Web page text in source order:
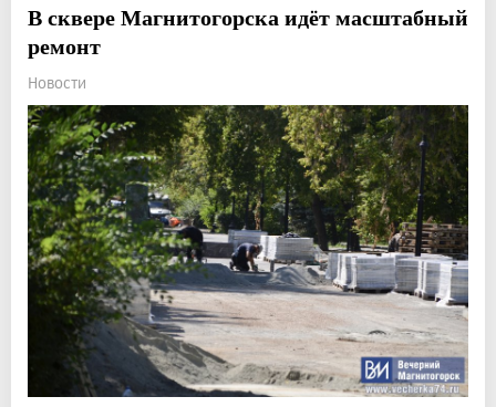
В сквере Магнитогорска идёт масштабный
ремонт
Новости